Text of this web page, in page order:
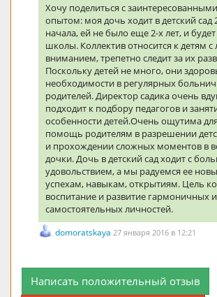
Хочу поделиться с
опытом: моя дочь ходит в детский сад
начала, ей не было еще 2-х лет, и
школы. Коллектив относится к детям
вниманием, трепетно следит за их
Поскольку детей не много, они
необходимости в регулярных
родителей. Директор садика очень
подходит к подбору педагогов и
особенности детей.Очень ощутима
помощь родителям в разрешении
и прохождении сложных моментов в
дочки. Дочь в детский сад ходит с
удовольствием, а мы радуемся ее
успехам, навыкам, открытиям. Цель
воспитание и развитие гармоничных и
самостоятельных личностей.
domoratskaya 27 января 2016 в 12:21
Написать положительный отзыв